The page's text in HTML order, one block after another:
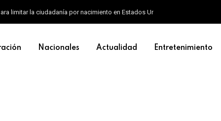
limitar la ciudadanía por nacimiento en Estados Unidos
Nacionales Actualidad Entretenimiento